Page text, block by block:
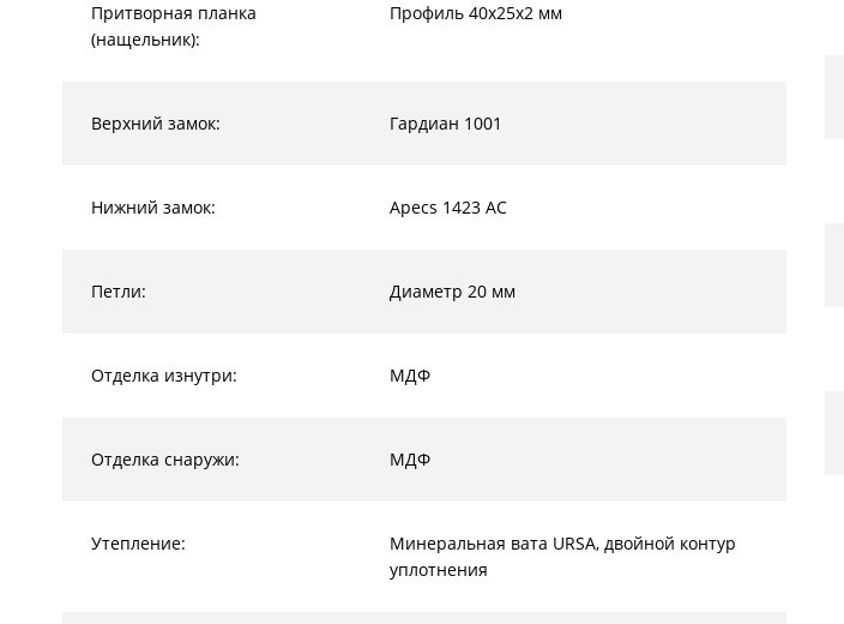
Притворная планка
(нащельник):
Профиль 40х25х2 мм
Верхний замок: Гардиан 1001
Нижний замок: Apecs 1423 AC
Петли: Диаметр 20 мм
Отделка изнутри: МДФ
Отделка снаружи: МДФ
Утепление:
Минеральная вата URSA, двойной контур
уплотнения